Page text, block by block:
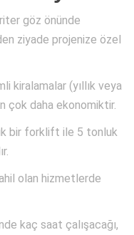
göz önünde
ziyade projenize özel
kiralamalar (yıllık veya
çok daha ekonomiktir.
bir forklift ile 5 tonluk
olan hizmetlerde
kaç saat çalışacağı,